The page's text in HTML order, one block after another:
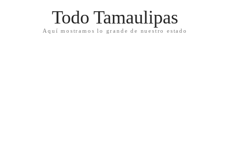
Todo Tamaulipas
Aquí mostramos lo grande de nuestro estado